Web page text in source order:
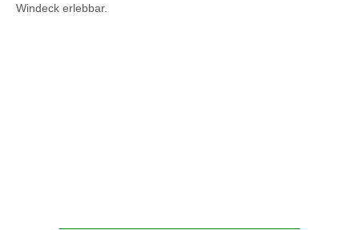
Windeck erlebbar.